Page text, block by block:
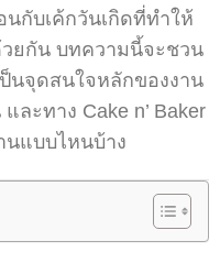
กับเค้กวันเกิดที่ทำให้
ยกัน บทความนี้จะชวน
นจุดสนใจหลักของงาน
ละทาง Cake n’ Baker
นแบบไหนบ้าง